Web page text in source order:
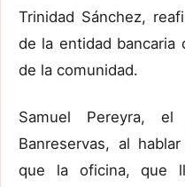
Trinidad Sánchez,
de la entidad bancaria
de la comunidad.
Samuel Pereyra, el
Banreservas, al
que la oficina, que